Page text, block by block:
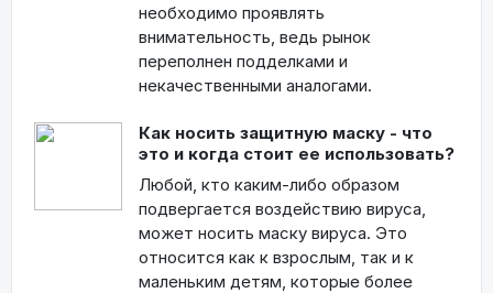
необходимо проявлять
внимательность, ведь рынок
переполнен подделками и
некачественными аналогами.
Как носить защитную маску - что
это и когда стоит ее использовать?
Любой, кто каким-либо образом
подвергается воздействию вируса,
может носить маску вируса. Это
относится как к взрослым, так и к
маленьким детям, которые более